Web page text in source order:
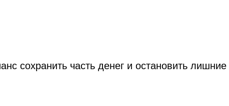
сохранить часть денег и остановить лишние